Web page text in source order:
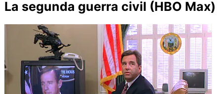
La segunda guerra civil (HBO Max)